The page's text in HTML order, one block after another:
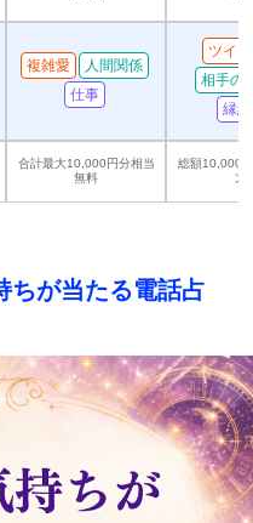
複雑愛
人間関係
仕事
ツイ
相手の
縁
合計最大10,000円分相当
無料
総額10,000
ン
ちが当たる電話占